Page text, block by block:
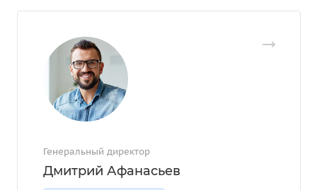
Генеральный директор
Дмитрий Афанасьев